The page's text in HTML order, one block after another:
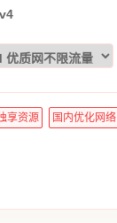
享资源 国内优化网络